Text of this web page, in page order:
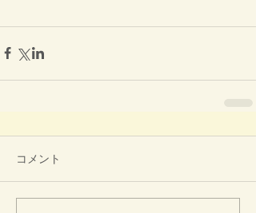
コメント